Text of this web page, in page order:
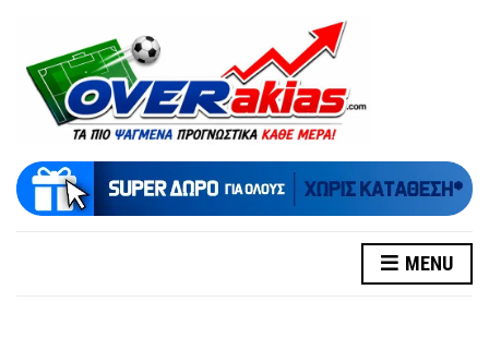
MENU